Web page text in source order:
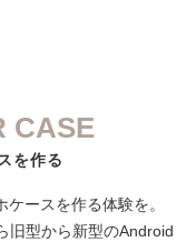
CASE
を作る
ースを作る体験を。
旧型から新型のAndroid